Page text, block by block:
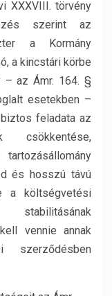
XXXVIII. törvény
szerint az
a Kormány
a kincstári körbe
– az Ámr. 164. §
esetekben –
feladata az
csökkentése,
és hosszú távú
a költségvetési
vennie annak
szerződésben